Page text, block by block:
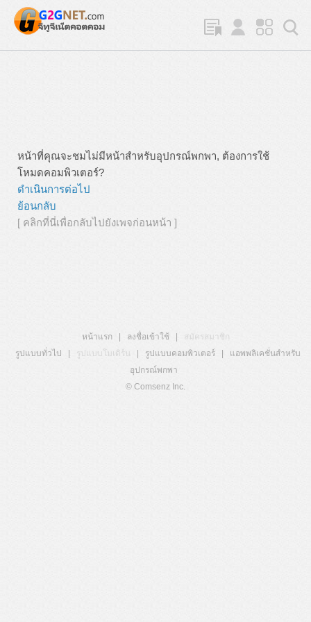
หน้าที่คุณจะชมไม่มีหน้าสำหรับอุปกรณ์พกพา, ต้องการใช้
โหมดคอมพิวเตอร์?
ดำเนินการต่อไป
ย้อนกลับ
[ คลิกที่นี่เพื่อกลับไปยังเพจก่อนหน้า ]
หน้าแรก ลงชื่อเข้าใช้
สมัครสมาชิก
รูปแบบทั่วไป
รูปแบบโมเดิร์น รูปแบบคอมพิวเตอร์
แอพพลิเคชั่นสำหรับ
อุปกรณ์พกพา
© Comsenz Inc.